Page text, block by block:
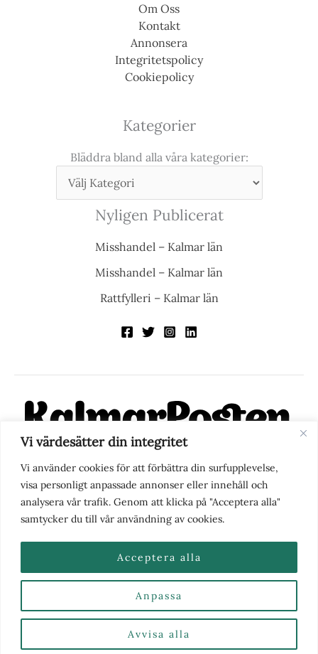
Vi värdesätter din integritet
Vi använder cookies för att förbättra din surfupplevelse,
visa personligt anpassade annonser eller innehåll och
analysera vår trafik. Genom att klicka på "Acceptera alla"
samtycker du till vår användning av cookies.
Anpassa
Avvisa alla
Acceptera alla
Om Oss
Kontakt
Annonsera
Integritetspolicy
Cookiepolicy
Kategorier
Bläddra bland alla våra kategorier:
Nyligen Publicerat
Misshandel – Kalmar län
Misshandel – Kalmar län
Rattfylleri – Kalmar län
KalmarPosten är en modern lokalnyhetstidning på nätet. Med
fokus på Kalmarregionen, men också med blick för det större
perspektivet, vill vi vara din självklara kanal för nyheter,
berättelser och engagemang. KalmarPosten grundades 1988 och
fick nya ägare 2025.
Nyhetstips eller frågor?Kontakta oss
2026 | Kalmarposten.se |Se alla Kategorier & Ämnen
här